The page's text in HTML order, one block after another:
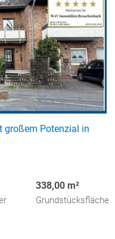
großem Potenzial in
338,00 m²
Grundstücksfläche